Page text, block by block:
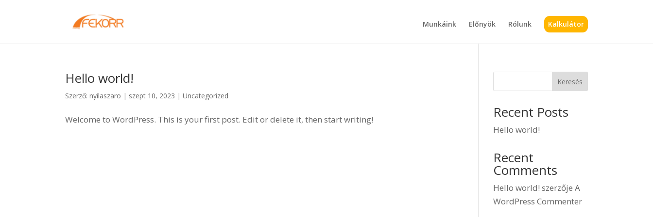
Munkáink Előnyök Rólunk Kalkulátor
Hello world!
Szerző:nyilaszaro | szept 10, 2023 |Uncategorized
Welcome to WordPress. This is your first post. Edit or delete it, then start writing!
Keresés
Recent Posts
Hello world!
Recent
Comments
Hello world! szerzőjeA
WordPress Commenter